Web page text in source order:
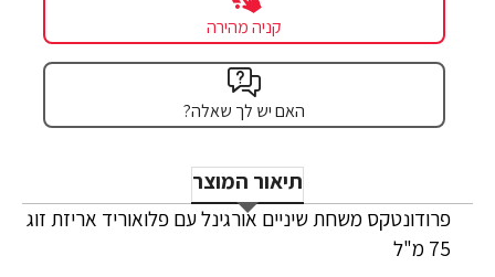
קניה מהירה
האם יש לך שאלה?
תיאור המוצר
פרודונטקס משחת שיניים אורגינל עם פלואוריד אריזת זוג
75 מ"ל